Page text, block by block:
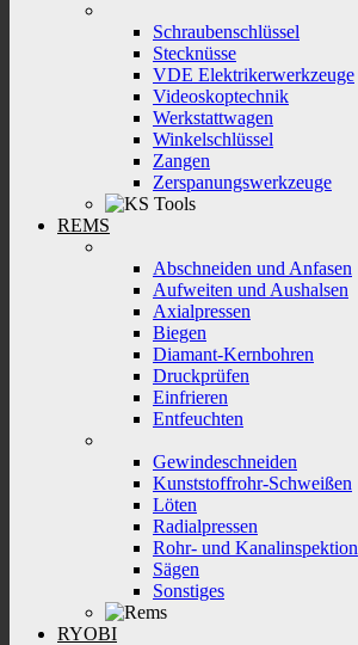
Schraubenschlüssel
Stecknüsse
VDE Elektrikerwerkzeuge
Videoskoptechnik
Werkstattwagen
Winkelschlüssel
Zangen
Zerspanungswerkzeuge
REMS
Abschneiden und Anfasen
Aufweiten und Aushalsen
Axialpressen
Biegen
Diamant-Kernbohren
Druckprüfen
Einfrieren
Entfeuchten
Gewindeschneiden
Kunststoffrohr-Schweißen
Löten
Radialpressen
Rohr- und Kanalinspektion
Sägen
Sonstiges
RYOBI